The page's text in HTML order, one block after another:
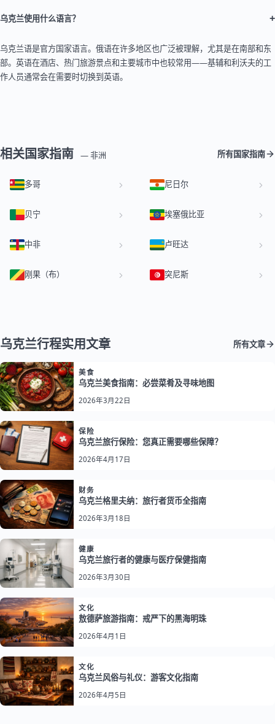
乌克兰使用什么语言？ +
乌克兰语是官方国家语言。俄语在许多地区也广泛被理解，尤其是在南部和东
部。英语在酒店、热门旅游景点和主要城市中也较常用——基辅和利沃夫的工
作人员通常会在需要时切换到英语。
相关国家指南 — 非洲 所有国家指南
多哥 尼日尔
贝宁 埃塞俄比亚
中非 卢旺达
刚果（布） 突尼斯
乌克兰行程实用文章 所有文章
美食
乌克兰美食指南：必尝菜肴及寻味地图
2026年3月22日
保险
乌克兰旅行保险：您真正需要哪些保障？
2026年4月17日
财务
乌克兰格里夫纳：旅行者货币全指南
2026年3月18日
健康
乌克兰旅行者的健康与医疗保健指南
2026年3月30日
文化
敖德萨旅游指南：戒严下的黑海明珠
2026年4月1日
文化
乌克兰风俗与礼仪：游客文化指南
2026年4月5日